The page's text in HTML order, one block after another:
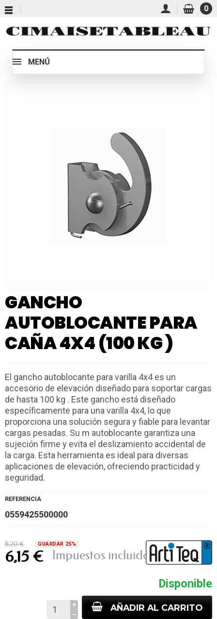
0
MENÚ
GANCHO
AUTOBLOCANTE PARA
CAÑA 4X4 (100 KG )
El gancho autoblocante para varilla 4x4 es un
accesorio de elevación diseñado para soportar cargas
de hasta 100 kg . Este gancho está diseñado
específicamente para una varilla 4x4, lo que
proporciona una solución segura y fiable para levantar
cargas pesadas. Su m autoblocante garantiza una
sujeción firme y evita el deslizamiento accidental de
la carga. Esta herramienta es ideal para diversas
aplicaciones de elevación, ofreciendo practicidad y
seguridad.
REFERENCIA
0559425500000
8,20 € GUARDAR 25%
6,15 € Impuestos incluidos
Disponible
AÑADIR AL CARRITO